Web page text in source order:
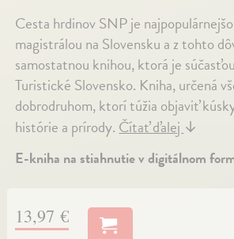
Cesta hrdinov SNP je
magistrálou na Slovensku a z tohto
samostatnou knihou, ktorá je
Turistické Slovensko. Kniha, určená
dobrodruhom, ktorí túžia objaviť
histórie a prírody.Čítať ďalej↓
E-kniha na stiahnutie v digitálnom
13,97 €